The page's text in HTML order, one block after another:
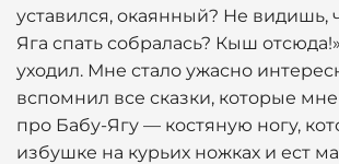
уставился, окаянный? Не видишь,
Яга спать собралась? Кыш
уходил. Мне стало ужасно
вспомнил все сказки, которые
про Бабу-Ягу — костяную ногу,
избушке на курьих ножках и ест